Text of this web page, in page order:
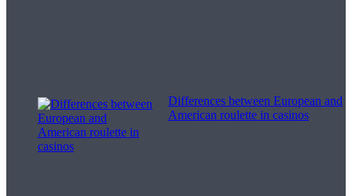
Differences between European and
American roulette in casinos